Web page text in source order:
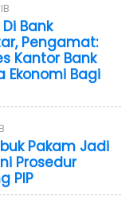
Bank
Pengamat:
Kantor Bank
Ekonomi Bagi
Pakam Jadi
Prosedur
PIP